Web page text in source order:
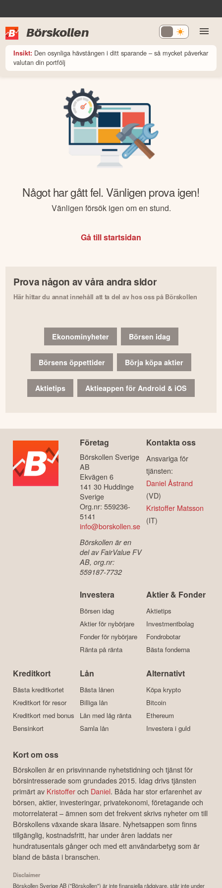
Börskollen
Insikt: Den osynliga hävstången i ditt sparande – så mycket påverkar
valutan din portfölj
Något har gått fel. Vänligen prova igen!
Vänligen försök igen om en stund.
Gå till startsidan
Prova någon av våra andra sidor
Här hittar du annat innehåll att ta del av hos oss på Börskollen
Ekonominyheter Börsen idag
Börsens öppettider Börja köpa aktier
Aktietips Aktieappen för Android & iOS
Företag
Börskollen Sverige
AB
Ekvägen 6
141 30 Huddinge
Sverige
Org.nr: 559236-
5141
info@borskollen.se
Börskollen är en
del av FairValue FV
AB, org.nr:
559187-7732
Kontakta oss
Ansvariga för
tjänsten:
Daniel Åstrand
(VD)
Kristoffer Matsson
(IT)
Investera
Börsen idag
Aktier för nybörjare
Fonder för nybörjare
Ränta på ränta
Aktier & Fonder
Aktietips
Investmentbolag
Fondrobotar
Bästa fonderna
Kreditkort
Bästa kreditkortet
Kreditkort för resor
Kreditkort med bonus
Bensinkort
Lån
Bästa lånen
Billiga lån
Lån med låg ränta
Samla lån
Alternativt
Köpa krypto
Bitcoin
Ethereum
Investera i guld
Kort om oss
Börskollen är en prisvinnande nyhetstidning och tjänst för
börsintresserade som grundades 2015. Idag drivs tjänsten
primärt av Kristofferoch Daniel. Båda har stor erfarenhet av
börsen, aktier, investeringar, privatekonomi, företagande och
motorrelaterat – ämnen som det frekvent skrivs nyheter om till
Börskollens växande skara läsare. Nyhetsappen som finns
tillgänglig, kostnadsfritt, har under åren laddats ner
hundratusentals gånger och med ett användarbetyg som är
bland de bästa i branschen.
Disclaimer
Börskollen Sverige AB ("Börskollen") är inte finansiella rådgivare, står inte under